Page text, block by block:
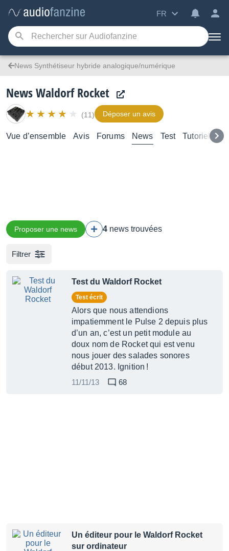
FR
News Synthétiseur hybride analogique/numérique
News Waldorf Rocket
(11) Déposer un avis
Vue d’ensemble Avis Forums News Test Tutoriels
Proposer une news 4 news trouvées
Filtrer
Test du Waldorf Rocket
Test écrit
Alors que nous attendions
impatiemment le Pulse 2 depuis plus
d’un an, c’est un petit module au
doux nom de Rocket qui est venu
nous jouer des salades sonores
début 2013. Ignition !
11/11/13
68
Un éditeur pour le Waldorf Rocket
sur ordinateur